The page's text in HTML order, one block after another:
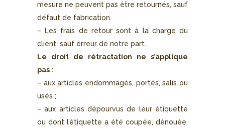
mesure ne peuvent pas être retournés, sauf
défaut de fabrication.
– Les frais de retour sont à la charge du
client, sauf erreur de notre part.
Le droit de rétractation ne s’applique
pas :
– aux articles endommagés, portés, salis ou
usés ;
– aux articles dépourvus de leur étiquette
ou dont l’étiquette a été coupée, dénouée,